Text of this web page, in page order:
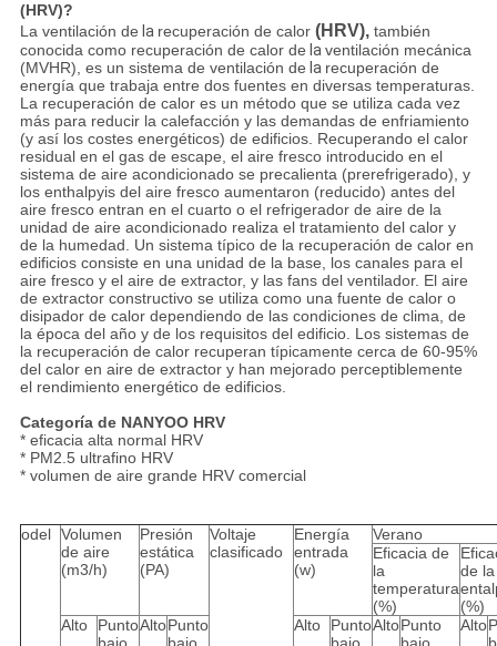
(HRV)?
La ventilación de la recuperación de calor (HRV),también
conocida como recuperación de calor de laventilación mecánica
(MVHR), es un sistema de ventilación de la recuperación de
energía que trabaja entre dos fuentes en diversas temperaturas.
La recuperación de calor es un método que se utiliza cada vez
más para reducir la calefacción y las demandas de enfriamiento
(y así los costes energéticos) de edificios. Recuperando el calor
residual en el gas de escape, el aire fresco introducido en el
sistema de aire acondicionado se precalienta (prerefrigerado), y
los enthalpyis del aire fresco aumentaron (reducido) antes del
aire fresco entran en el cuarto o el refrigerador de aire de la
unidad de aire acondicionado realiza el tratamiento del calor y
de la humedad. Un sistema típico de la recuperación de calor en
edificios consiste en una unidad de la base, los canales para el
aire fresco y el aire de extractor, y las fans del ventilador. El aire
de extractor constructivo se utiliza como una fuente de calor o
disipador de calor dependiendo de las condiciones de clima, de
la época del año y de los requisitos del edificio. Los sistemas de
la recuperación de calor recuperan típicamente cerca de 60-95%
del calor en aire de extractor y han mejorado perceptiblemente
el rendimiento energético de edificios.
Categoría de NANYOO HRV
* eficacia alta normal HRV
* PM2.5 ultrafino HRV
* volumen de aire grande HRV comercial
odel Volumen
de aire
(m3/h)
Presión
estática
(PA)
Voltaje
clasificado
Energía
entrada
(w)
Verano
Eficacia de
la
temperatura
(%)
de la
(%)
Alto
PuntoAltoPunto
Alto
PuntoAltoPunto
Alto